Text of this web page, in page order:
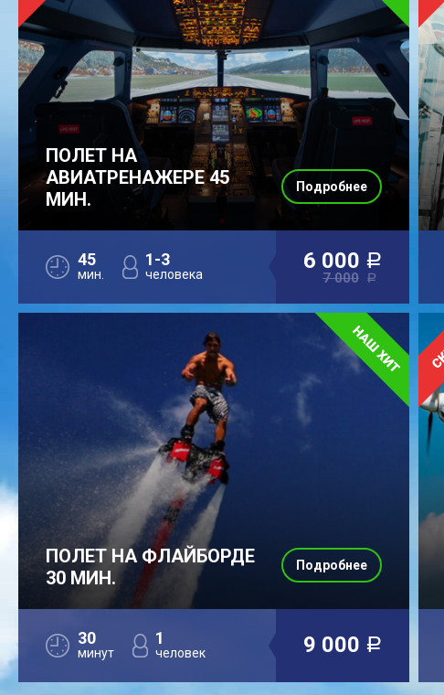
ПОЛЕТ НА
АВИАТРЕНАЖЕРЕ 45
МИН.
45
мин.
1-3
человека
6 000 a
7 000 a
Подробнее
ПОЛЕТ НА ФЛАЙБОРДЕ
30 МИН.
30
минут
1
человек 9 000 a
Подробнее